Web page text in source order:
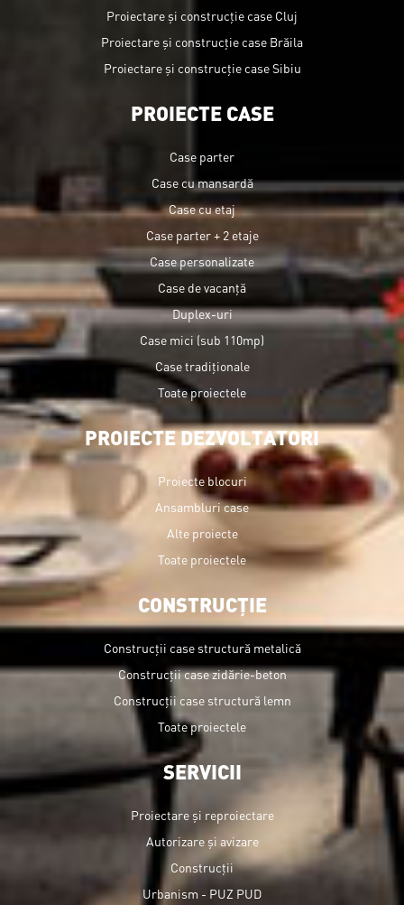
Proiectare și construcție case Cluj
Proiectare și construcție case Brăila
Proiectare și construcție case Sibiu
PROIECTE CASE
Case parter
Case cu mansardă
Case cu etaj
Case parter + 2 etaje
Case personalizate
Case de vacanță
Duplex-uri
Case mici (sub 110mp)
Case tradiționale
Toate proiectele
PROIECTE DEZVOLTATORI
Proiecte blocuri
Ansambluri case
Alte proiecte
Toate proiectele
CONSTRUCȚIE
Construcții case structură metalică
Construcții case zidărie-beton
Construcții case structură lemn
Toate proiectele
SERVICII
Proiectare și reproiectare
Autorizare și avizare
Construcții
Urbanism - PUZ PUD